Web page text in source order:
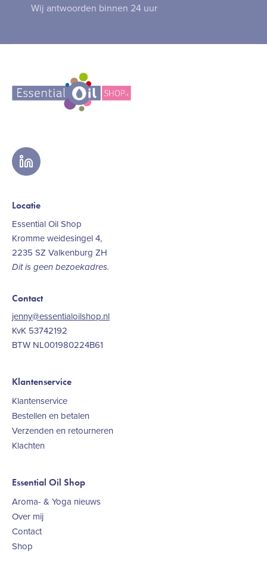
Wij antwoorden binnen 24 uur
linkedin
Locatie
Essential Oil Shop
Kromme weidesingel 4,
2235 SZ Valkenburg ZH
Dit is geen bezoekadres.
Contact
jenny@essentialoilshop.nl
KvK 53742192
BTW NL001980224B61
Klantenservice
Klantenservice
Bestellen en betalen
Verzenden en retourneren
Klachten
Essential Oil Shop
Aroma- & Yoga nieuws
Over mij
Contact
Shop